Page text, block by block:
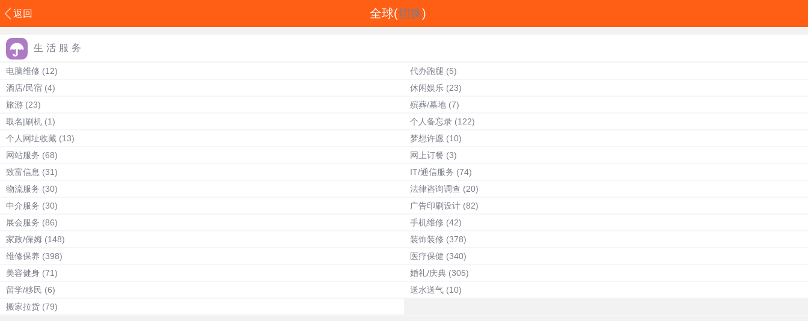
返回 全球(切换)
生活服务
电脑维修 (12) 代办跑腿 (5)
酒店/民宿 (4) 休闲娱乐 (23)
旅游 (23) 殡葬/墓地 (7)
取名|刷机 (1) 个人备忘录 (122)
个人网址收藏 (13) 梦想许愿 (10)
网站服务 (68) 网上订餐 (3)
致富信息 (31) IT/通信服务 (74)
物流服务 (30) 法律咨询调查 (20)
中介服务 (30) 广告印刷设计 (82)
展会服务 (86) 手机维修 (42)
家政/保姆 (148) 装饰装修 (378)
维修保养 (398) 医疗保健 (340)
美容健身 (71) 婚礼/庆典 (305)
留学/移民 (6) 送水送气 (10)
搬家拉货 (79)